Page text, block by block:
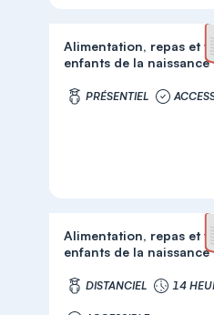
Alimentation, repas et
enfants de la naissance
PRÉSENTIEL
Alimentation, repas et
enfants de la
DISTANCIEL 14